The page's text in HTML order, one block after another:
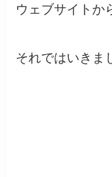
ウェブサイトか
それではいきま